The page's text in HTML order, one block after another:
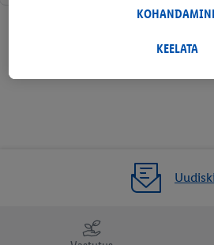
poeostude käitumise andmeid.
leida lisateavet andmetöötluse kohta.
Trükised leiate siit.
KEELATA